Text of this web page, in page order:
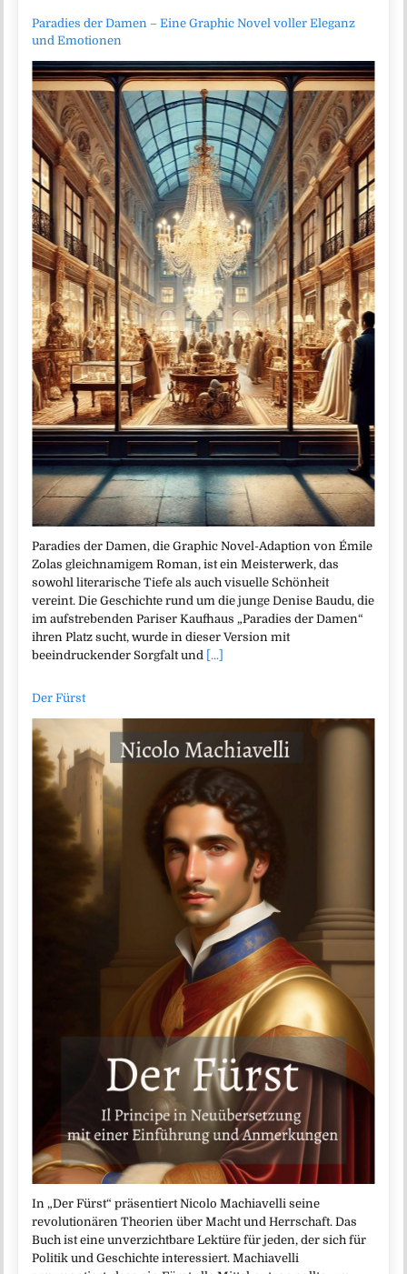
Paradies der Damen – Eine Graphic Novel voller Eleganz
und Emotionen
Paradies der Damen, die Graphic Novel-Adaption von Émile
Zolas gleichnamigem Roman, ist ein Meisterwerk, das
sowohl literarische Tiefe als auch visuelle Schönheit
vereint. Die Geschichte rund um die junge Denise Baudu, die
im aufstrebenden Pariser Kaufhaus „Paradies der Damen“
ihren Platz sucht, wurde in dieser Version mit
beeindruckender Sorgfalt und [...]
Der Fürst
In „Der Fürst“ präsentiert Nicolo Machiavelli seine
revolutionären Theorien über Macht und Herrschaft. Das
Buch ist eine unverzichtbare Lektüre für jeden, der sich für
Politik und Geschichte interessiert. Machiavelli